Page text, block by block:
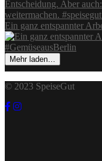
Ein ganz entspannter
Mehr laden…
© 2023 SpeiseGut